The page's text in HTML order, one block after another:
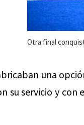
Otra final
una
su servicio y